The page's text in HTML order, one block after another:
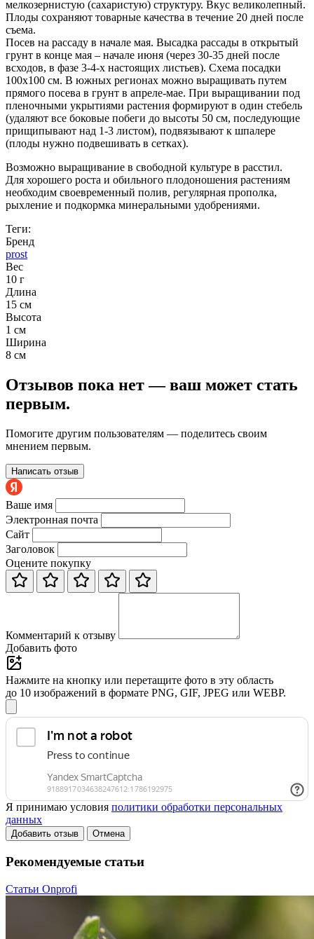
мелкозернистую (сахаристую) структуру. Вкус великолепный.
Плоды сохраняют товарные качества в течение 20 дней после
съема.
Посев на рассаду в начале мая. Высадка рассады в открытый
грунт в конце мая – начале июня (через 30-35 дней после
всходов, в фазе 3-4-х настоящих листьев). Схема посадки
100х100 см. В южных регионах можно выращивать путем
прямого посева в грунт в апреле-мае. При выращивании под
пленочными укрытиями растения формируют в один стебель
(удаляют все боковые побеги до высоты 50 см, последующие
прищипывают над 1-3 листом), подвязывают к шпалере
(плоды нужно подвешивать в сетках).
Возможно выращивание в свободной культуре в расстил.
Для хорошего роста и обильного плодоношения растениям
необходим своевременный полив, регулярная прополка,
рыхление и подкормка минеральными удобрениями.
Теги:
Бренд
prost
Вес
10 г
Длина
15 см
Высота
1 см
Ширина
8 см
Отзывов пока нет — ваш может стать
первым.
Помогите другим пользователям — поделитесь своим
мнением первым.
Написать отзыв
Ваше имя
Электронная почта
Сайт
Заголовок
Оцените покупку
Комментарий к отзыву
Добавить фото
Нажмите на кнопку или перетащите фото в эту область
до 10 изображений в формате PNG, GIF, JPEG или WEBP.
Я принимаю условия политики обработки персональных
данных
Добавить отзыв Отмена
Рекомендуемые статьи
Статьи Onprofi